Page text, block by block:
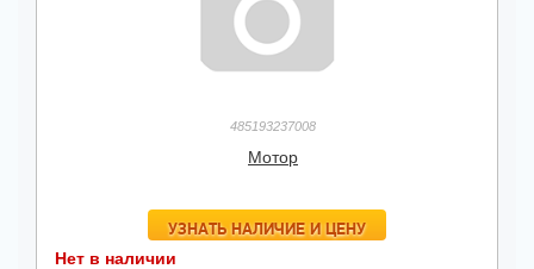
485193237008
Мотор
УЗНАТЬ НАЛИЧИЕ И ЦЕНУ
Нет в наличии